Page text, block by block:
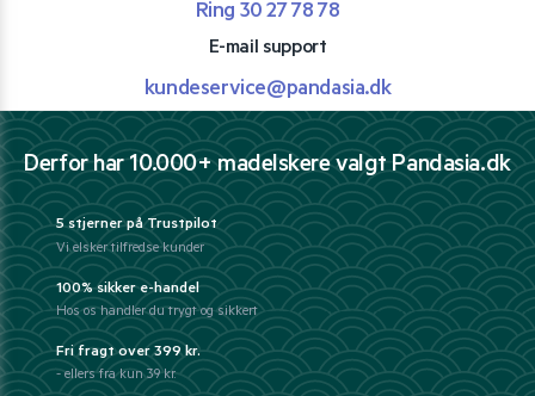
Ring 30 27 78 78
E-mail support
kundeservice@pandasia.dk
Derfor har 10.000+ madelskere valgt Pandasia.dk
5 stjerner på Trustpilot
Vi elsker tilfredse kunder
100% sikker e-handel
Hos os handler du trygt og sikkert
Fri fragt over 399 kr.
- ellers fra kun 39 kr.